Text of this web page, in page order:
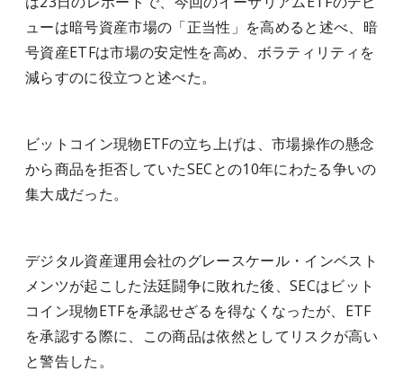
ューは暗号資産市場の「正当性」を高めると述べ、暗
号資産ETFは市場の安定性を高め、ボラティリティを
減らすのに役立つと述べた。
ビットコイン現物ETFの立ち上げは、市場操作の懸念
から商品を拒否していたSECとの10年にわたる争いの
集大成だった。
デジタル資産運用会社のグレースケール・インベスト
メンツが起こした法廷闘争に敗れた後、SECはビット
コイン現物ETFを承認せざるを得なくなったが、ETF
を承認する際に、この商品は依然としてリスクが高い
と警告した。